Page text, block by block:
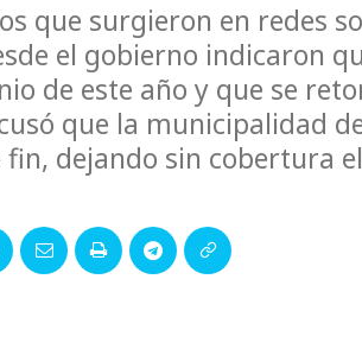
que surgieron en redes
el gobierno indicaron
de este año y que se
que la municipalidad
dejando sin cobertura